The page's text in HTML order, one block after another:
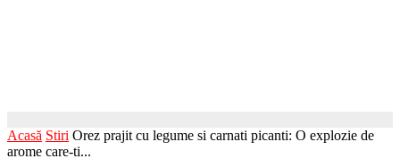
Acasă Stiri Orez prajit cu legume si carnati picanti: O explozie de
arome care-ti...